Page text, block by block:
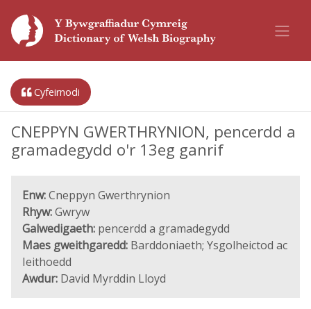
Cyfeirnodi
CNEPPYN GWERTHRYNION, pencerdd a
gramadegydd o'r 13eg ganrif
Enw:Cneppyn Gwerthrynion
Rhyw:Gwryw
Galwedigaeth: pencerdd a gramadegydd
Maes gweithgaredd: Barddoniaeth; Ysgolheictod ac
Ieithoedd
Awdur: David Myrddin Lloyd